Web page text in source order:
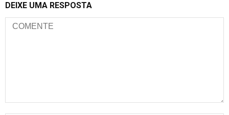
DEIXE UMA RESPOSTA